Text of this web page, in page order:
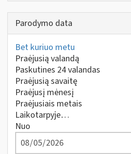
Parodymo data
Bet kuriuo metu
Praėjusią valandą
Paskutines 24 valandas
Praėjusią savaitę
Praėjusį mėnesį
Praėjusiais metais
Laikotarpyje…
Nuo